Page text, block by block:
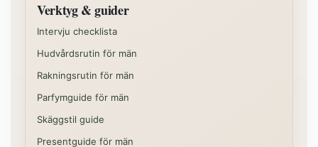
Verktyg & guider
Intervju checklista
Hudvårdsrutin för män
Rakningsrutin för män
Parfymguide för män
Skäggstil guide
Presentguide för män